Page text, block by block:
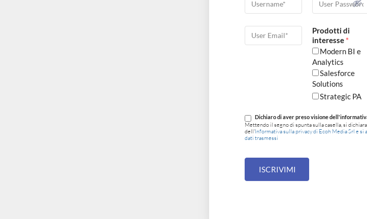
Prodotti di
interesse*
Modern BI e
Analytics
Salesforce
Solutions
Strategic PA
Dichiaro di aver preso visione
Mettendo il segno di spunta sulla casella, si
dell'Informativa sulla privacy di Ecoh Media Srl e
dati trasmessi
ISCRIVIMI